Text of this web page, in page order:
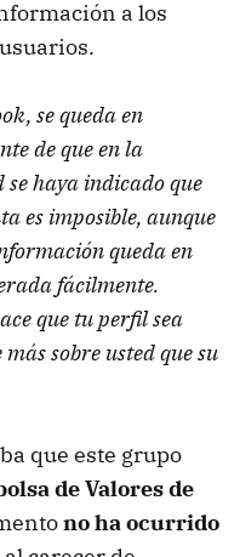
a los
se queda en
de que en la
haya indicado que
es imposible, aunque
queda en
fácilmente.
que tu perfil sea
sobre usted que su
que este grupo
de Valores de
no ha ocurrido